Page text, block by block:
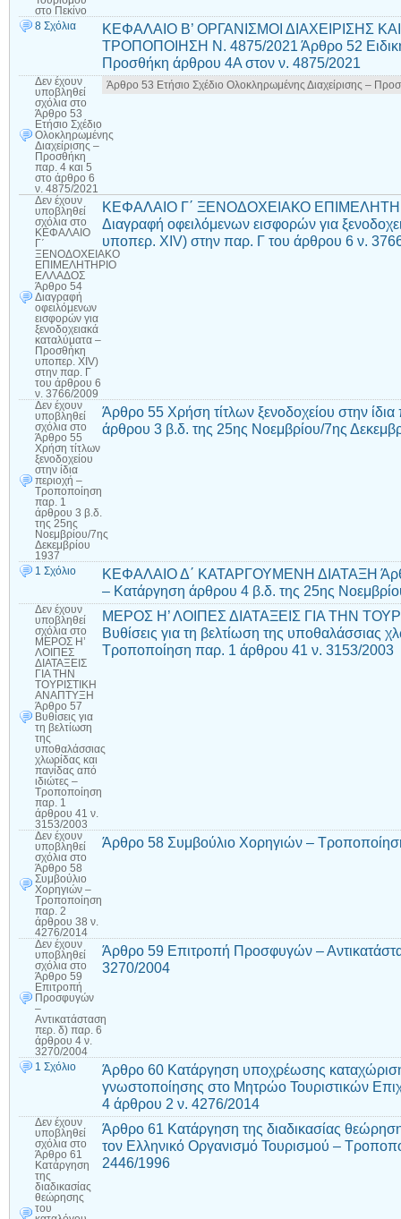
στο Πεκίνο
8 Σχόλια
ΚΕΦΑΛΑΙΟ Β’ ΟΡΓΑΝΙΣΜΟΙ ΔΙΑΧΕΙΡΙΣΗΣ
ΤΡΟΠΟΠΟΙΗΣΗ Ν. 4875/2021 Άρθρο 52
Προσθήκη άρθρου 4Α στον ν. 4875/2021
Δεν έχουν
υποβληθεί
σχόλια στο
Άρθρο 53
Ετήσιο Σχέδιο
Ολοκληρωμένης
Διαχείρισης –
Προσθήκη
παρ. 4 και 5
στο άρθρο 6
ν. 4875/2021
Άρθρο 53 Ετήσιο Σχέδιο Ολοκληρωμένης Διαχείρισης –
Δεν έχουν
υποβληθεί
σχόλια στο
ΚΕΦΑΛΑΙΟ
Γ΄
ΞΕΝΟΔΟΧΕΙΑΚΟ
ΕΠΙΜΕΛΗΤΗΡΙΟ
ΕΛΛΑΔΟΣ
Άρθρο 54
Διαγραφή
οφειλόμενων
εισφορών για
ξενοδοχειακά
καταλύματα –
Προσθήκη
υποπερ. XIV)
στην παρ. Γ
του άρθρου 6
ν. 3766/2009
ΚΕΦΑΛΑΙΟ Γ΄ ΞΕΝΟΔΟΧΕΙΑΚΟ
Διαγραφή οφειλόμενων εισφορών για
υποπερ. XIV) στην παρ. Γ του άρθρου 6 ν.
Δεν έχουν
υποβληθεί
σχόλια στο
Άρθρο 55
Χρήση τίτλων
ξενοδοχείου
στην ίδια
περιοχή –
Τροποποίηση
παρ. 1
άρθρου 3 β.δ.
της 25ης
Νοεμβρίου/7ης
Δεκεμβρίου
1937
Άρθρο 55 Χρήση τίτλων ξενοδοχείου στην
άρθρου 3 β.δ. της 25ης Νοεμβρίου/7ης
1 Σχόλιο
ΚΕΦΑΛΑΙΟ Δ΄ ΚΑΤΑΡΓΟΥΜΕΝΗ ΔΙΑΤΑΞΗ
– Κατάργηση άρθρου 4 β.δ. της 25ης
Δεν έχουν
υποβληθεί
σχόλια στο
ΜΕΡΟΣ Η’
ΛΟΙΠΕΣ
ΔΙΑΤΑΞΕΙΣ
ΓΙΑ ΤΗΝ
ΤΟΥΡΙΣΤΙΚΗ
ΑΝΑΠΤΥΞΗ
Άρθρο 57
Βυθίσεις για
τη βελτίωση
της
υποθαλάσσιας
χλωρίδας και
πανίδας από
ιδιώτες –
Τροποποίηση
παρ. 1
άρθρου 41 ν.
3153/2003
ΜΕΡΟΣ Η’ ΛΟΙΠΕΣ ΔΙΑΤΑΞΕΙΣ ΓΙΑ ΤΗΝ
Βυθίσεις για τη βελτίωση της υποθαλάσσιας
Τροποποίηση παρ. 1 άρθρου 41 ν. 3153/2003
Δεν έχουν
υποβληθεί
σχόλια στο
Άρθρο 58
Συμβούλιο
Χορηγιών –
Τροποποίηση
παρ. 2
άρθρου 38 ν.
4276/2014
Άρθρο 58 Συμβούλιο Χορηγιών –
Δεν έχουν
υποβληθεί
σχόλια στο
Άρθρο 59
Επιτροπή
Προσφυγών
–
Αντικατάσταση
περ. δ) παρ. 6
άρθρου 4 ν.
3270/2004
Άρθρο 59 Επιτροπή Προσφυγών –
3270/2004
1 Σχόλιο
Άρθρο 60 Κατάργηση υποχρέωσης
γνωστοποίησης στο Μητρώο Τουριστικών
4 άρθρου 2 ν. 4276/2014
Δεν έχουν
υποβληθεί
σχόλια στο
Άρθρο 61
Κατάργηση
της
διαδικασίας
θεώρησης
του
Άρθρο 61 Κατάργηση της διαδικασίας
τον Ελληνικό Οργανισμό Τουρισμού –
2446/1996